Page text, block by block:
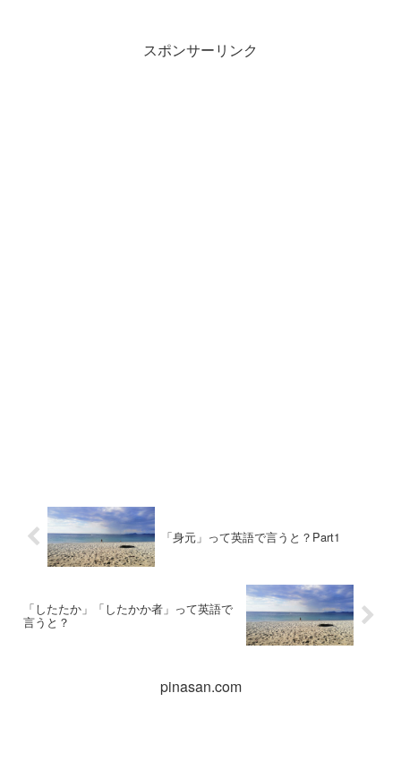
スポンサーリンク
「身元」って英語で言うと？Part1
「したたか」「したかか者」って英語で
言うと？
pinasan.com